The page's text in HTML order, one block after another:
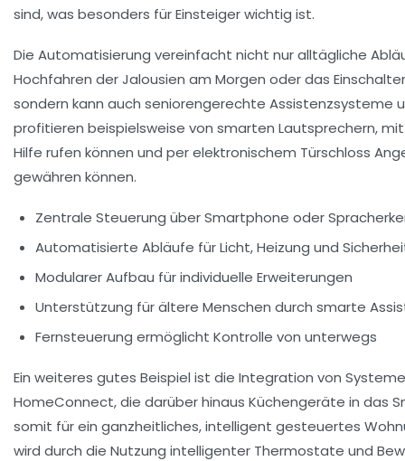
sind, was besonders für Einsteiger wichtig ist.
Die Automatisierung vereinfacht nicht nur alltägliche
Hochfahren der Jalousien am Morgen oder das
sondern kann auch seniorengerechte Assistenzsysteme
profitieren beispielsweise von smarten Lautsprechern,
Hilfe rufen können und per elektronischem Türschloss
gewähren können.
Zentrale Steuerung über Smartphone oder
Automatisierte Abläufe für Licht, Heizung und
Modularer Aufbau für individuelle Erweiterungen
Unterstützung für ältere Menschen durch smarte
Fernsteuerung ermöglicht Kontrolle von unterwegs
Ein weiteres gutes Beispiel ist die Integration von
HomeConnect, die darüber hinaus Küchengeräte in das
somit für ein ganzheitliches, intelligent gesteuertes
wird durch die Nutzung intelligenter Thermostate und